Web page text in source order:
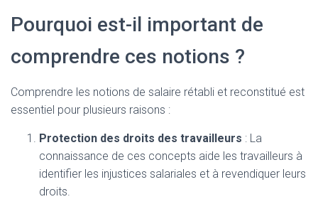
Pourquoi est-il important de
comprendre ces notions ?
Comprendre les notions de salaire rétabli et reconstitué est
essentiel pour plusieurs raisons :
Protection des droits des travailleurs : La
connaissance de ces concepts aide les travailleurs à
identifier les injustices salariales et à revendiquer leurs
droits.